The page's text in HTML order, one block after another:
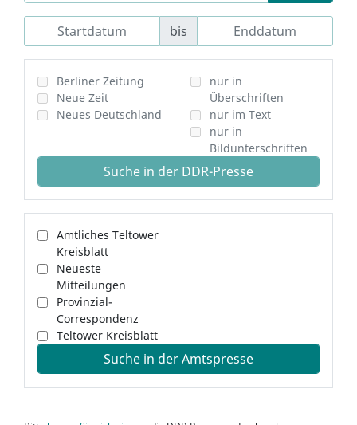
bis
Berliner Zeitung
Neue Zeit
Neues Deutschland
nur in
Überschriften
nur im Text
nur in
Bildunterschriften
Suche in der DDR-Presse
Amtliches Teltower
Kreisblatt
Neueste
Mitteilungen
Provinzial-
Correspondenz
Teltower Kreisblatt
Suche in der Amtspresse